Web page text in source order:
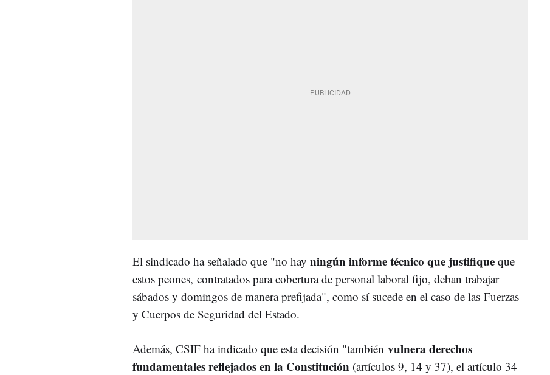
El sindicado ha señalado que "no hay ningún informe técnico que justifique que
estos peones, contratados para cobertura de personal laboral fijo, deban trabajar
sábados y domingos de manera prefijada", como sí sucede en el caso de las Fuerzas
y Cuerpos de Seguridad del Estado.
Además, CSIF ha indicado que esta decisión "también vulnera derechos
fundamentales reflejados en la Constitución (artículos 9, 14 y 37), el artículo 34